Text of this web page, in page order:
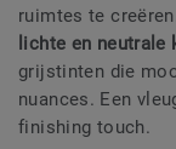
ruimtes te
lichte en neutrale
grijstinten die
nuances. Een
finishing touch.